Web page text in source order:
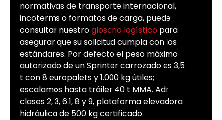
normativas de transporte internacional,
incoterms o formatos de carga, puede
consultar nuestroglosario logístico para
asegurar que su solicitud cumpla con los
estándares. Por defecto el peso máximo
autorizado de un Sprinter carrozado es 3,5
t con 8 europalets y 1.000 kg útiles;
escalamos hasta tráiler 40 t MMA. Adr
clases 2, 3, 6.1, 8 y 9, plataforma elevadora
hidráulica de 500 kg certificado.